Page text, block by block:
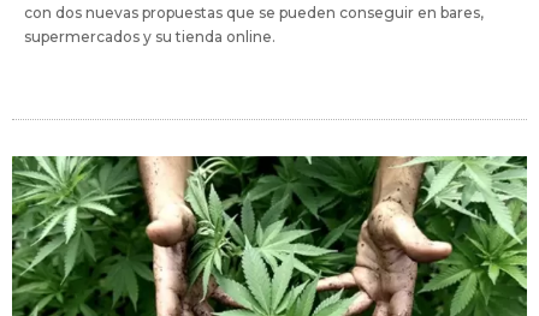
con dos nuevas propuestas que se pueden conseguir en bares,
supermercados y su tienda online.